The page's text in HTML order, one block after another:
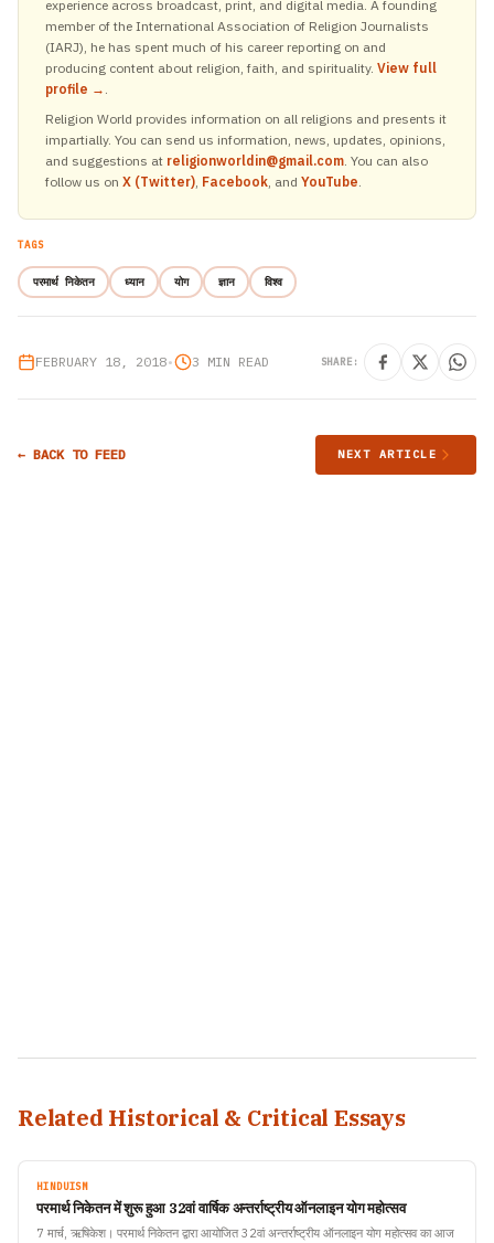
experience across broadcast, print, and digital media. A founding
member of the International Association of Religion Journalists
(IARJ), he has spent much of his career reporting on and
producing content about religion, faith, and spirituality. View full
profile → .
Religion World provides information on all religions and presents it
impartially. You can send us information, news, updates, opinions,
and suggestions at religionworldin@gmail.com. You can also
follow us on X (Twitter), Facebook, and YouTube.
TAGS
परमार्थ निकेतन ध्यान योग ज्ञान विश्व
FEBRUARY 18, 2018• 3 MIN READ SHARE:
← BACK TO FEED NEXT ARTICLE
Related Historical & Critical Essays
HINDUISM
परमार्थ निकेतन में शुरू हुआ 32वां वार्षिक अन्तर्राष्ट्रीय ऑनलाइन योग महोत्सव
7 मार्च, ऋषिकेश। परमार्थ निकेतन द्वारा आयोजित 32वां अन्तर्राष्ट्रीय ऑनलाइन योग महोत्सव का आज